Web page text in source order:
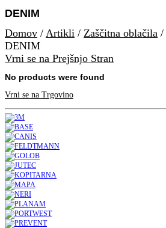
DENIM
Domov / Artikli / Zaščitna oblačila /
DENIM
Vrni se na Prejšnjo Stran
No products were found
Vrni se na Trgovino